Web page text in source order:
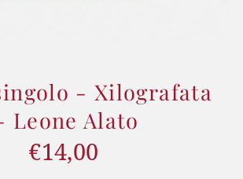
- Xilografata
Leone Alato
Prezzo
di
€14,00